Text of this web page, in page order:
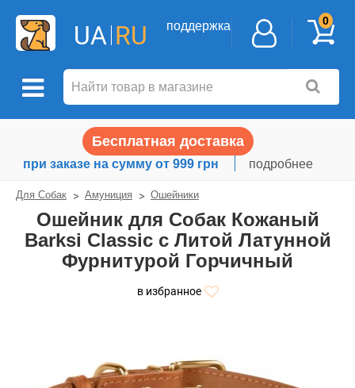
UA RU поддержка 0
Бесплатная доставка
при заказе на сумму от 999 грн подробнее
Для Собак Амуниция Ошейники
Ошейник для Собак Кожаный
Barksi Classic с Литой Латунной
Фурнитурой Горчичный
в избранное